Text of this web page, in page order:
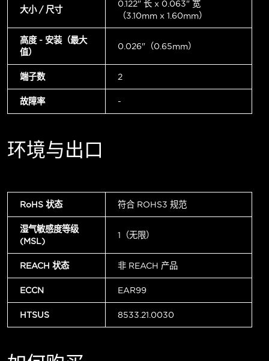
大小 / 尺寸
0.122" 长 x 0.063" 宽
（3.10mm x 1.60mm）
高度 - 安装（最大
值）
0.026"（0.65mm）
端子数 2
故障率 -
环境与出口
RoHS 状态 符合 ROHS3 规范
湿气敏感度等级
(MSL)
1（无限）
REACH 状态 非 REACH 产品
ECCN EAR99
HTSUS 8533.21.0030